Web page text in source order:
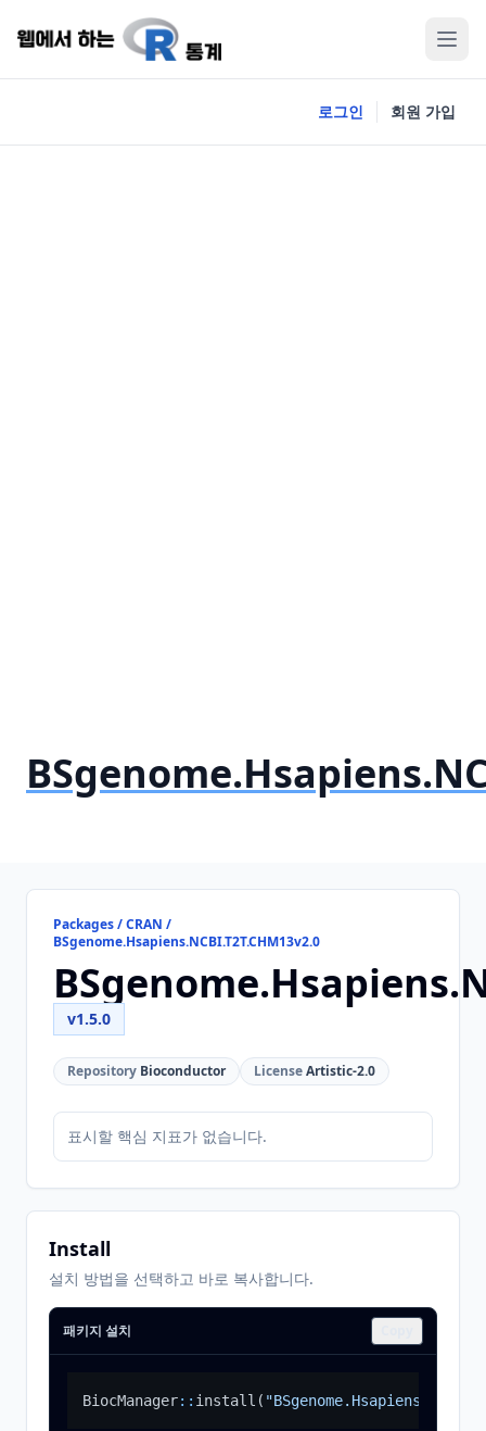
로그인 회원 가입
Packages / CRAN /
BSgenome.Hsapiens.NCBI.T2T.CHM13v2.0
v1.5.0
Repository Bioconductor LicenseArtistic-2.0
표시할 핵심 지표가 없습니다.
Install
설치 방법을 선택하고 바로 복사합니다.
패키지 설치
BiocManager:: install (